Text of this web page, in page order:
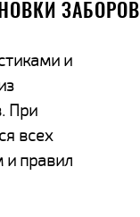
ЗАБОРОВ
и
При
всех
и правил